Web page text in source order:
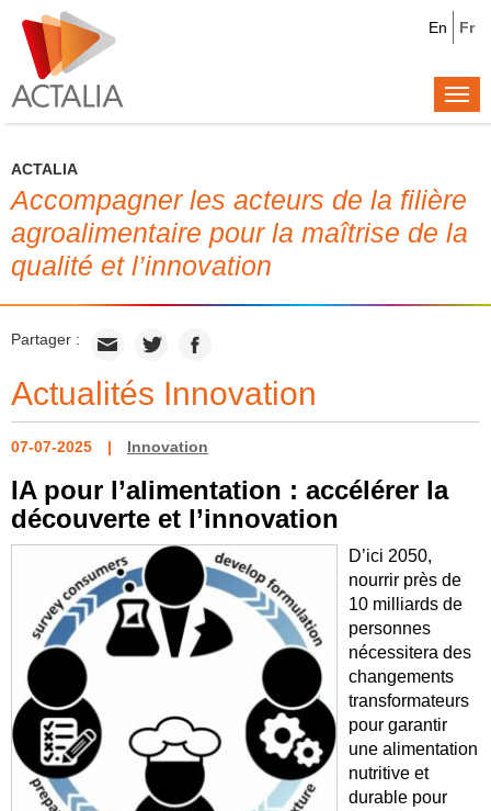
Fr
En
ACTALIA
Accompagner les acteurs de la filière
agroalimentaire pour la maîtrise de la
qualité et l’innovation
Partager :
Actualités Innovation
07-07-2025 Innovation
IA pour l’alimentation : accélérer la
découverte et l’innovation
D’ici 2050,
nourrir près de
10 milliards de
personnes
nécessitera des
changements
transformateurs
pour garantir
une alimentation
nutritive et
durable pour